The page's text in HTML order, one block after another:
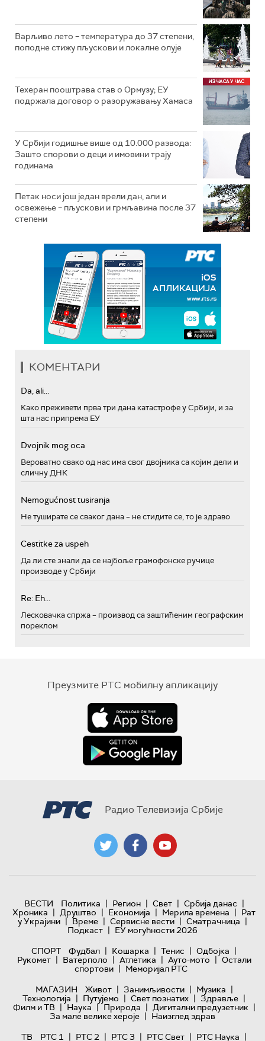
Варљиво лето – температура до 37 степени,
поподне стижу пљускови и локалне олује
Техеран пооштрава став о Ормузу; ЕУ
подржала договор о разоружавању Хамаса
У Србији годишње више од 10.000 развода:
Зашто спорови о деци и имовини трају
годинама
Петак носи још један врели дан, али и
освежење – пљускови и грмљавина после 37
степени
КОМЕНТАРИ
Da, ali...
Како преживети прва три дана катастрофе у Србији, и за
шта нас припрема ЕУ
Dvojnik mog oca
Вероватно свако од нас има свог двојника са којим дели и
сличну ДНК
Nemogućnost tusiranja
Не туширате се сваког дана – не стидите се, то је здраво
Cestitke za uspeh
Да ли сте знали да се најбоље грамофонске ручице
производе у Србији
Re: Eh...
Лесковачка спржа – производ са заштићеним географским
пореклом
Преузмите РТС мобилну апликацију
Радио Телевизија Србије
ВЕСТИ Политика | Регион | Свет | Србија данас |
Хроника | Друштво | Економија | Мерила времена | Рат
у Украјини | Време | Сервисне вести | Сматрачница |
Подкаст | ЕУ могућности 2026
СПОРТ
Фудбал | Кошарка | Тенис | Одбојка |
Рукомет | Ватерполо | Атлетика | Ауто-мото | Остали
спортови | Меморијал РТС
МАГАЗИН
Живот | Занимљивости | Музика |
Технологијa | Путујемо | Свет познатих | Здравље |
Филм и ТВ | Наука | Природа | Дигитални предузетник |
За мале велике хероје | Наизглед здрав
ТВ
РТС 1 | РТС 2 | РТС 3 | РТС Свет | РТС Наука |